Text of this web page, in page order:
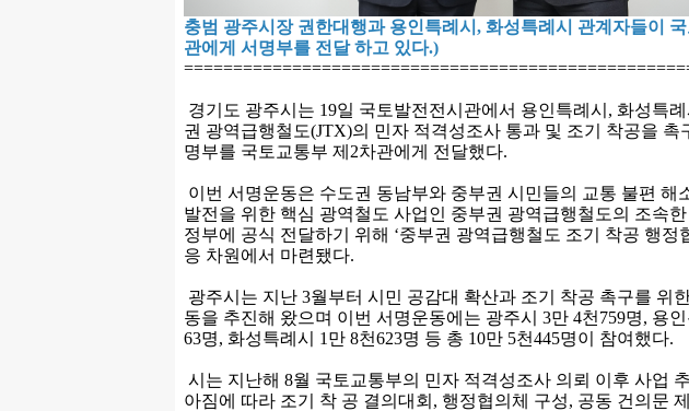
충범 광주시장 권한대행과 용인특례시, 화성특례시 관계자들이
관에게 서명부를 전달 하고 있다.)
경기도 광주시는 19일 국토발전전시관에서 용인특례시, 화성특
권 광역급행철도(JTX)의 민자 적격성조사 통과 및 조기 착공을 촉
명부를 국토교통부 제2차관에게 전달했다.
이번 서명운동은 수도권 동남부와 중부권 시민들의 교통 불편 해
발전을 위한 핵심 광역철도 사업인 중부권 광역급행철도의 조속
정부에 공식 전달하기 위해 ‘중부권 광역급행철도 조기 착공 행정
응 차원에서 마련됐다.
광주시는 지난 3월부터 시민 공감대 확산과 조기 착공 촉구를 위
동을 추진해 왔으며 이번 서명운동에는 광주시 3만 4천759명, 용
63명, 화성특례시 1만 8천623명 등 총 10만 5천445명이 참여했다.
시는 지난해 8월 국토교통부의 민자 적격성조사 의뢰 이후 사업
아짐에 따라 조기 착 공 결의대회, 행정협의체 구성, 공동 건의문